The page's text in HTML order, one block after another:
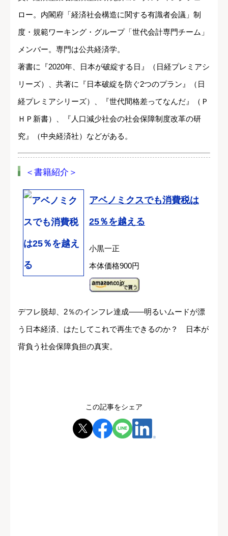
ロー。内閣府「経済社会構造に関する有識者会議」制
度・規範ワーキング・グループ「世代会計専門チーム」
メンバー。専門は公共経済学。
著書に『2020年、日本が破綻する日』（日経プレミアシ
リーズ）、共著に『日本破綻を防ぐ2つのプラン』（日
経プレミアシリーズ）、『世代間格差ってなんだ』（Ｐ
ＨＰ新書）、『人口減少社会の社会保障制度改革の研
究』（中央経済社）などがある。
＜書籍紹介＞
アベノミクスでも消費税は
25％を越える
小黒一正
本体価格900円
デフレ脱却、2％のインフレ達成――明るいムードが漂
う日本経済、はたしてこれで再生できるのか？ 日本が
背負う社会保障負担の真実。
この記事をシェア